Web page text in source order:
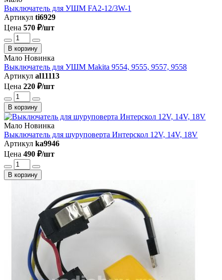
Выключатель для УШМ FA2-12/3W-1
Артикул ti6929
Цена 570 ₽/шт
В корзину
Мало Новинка
Выключатель для УШМ Makita 9554, 9555, 9557, 9558
Артикул al11113
Цена 220 ₽/шт
В корзину
Мало Новинка
Выключатель для шуруповерта Интерскол 12V, 14V, 18V
Артикул ka9946
Цена 490 ₽/шт
В корзину